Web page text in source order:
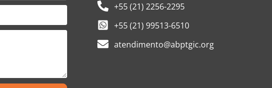
+55 (21) 2256-2295
+55 (21) 99513-6510
atendimento@abptgic.org